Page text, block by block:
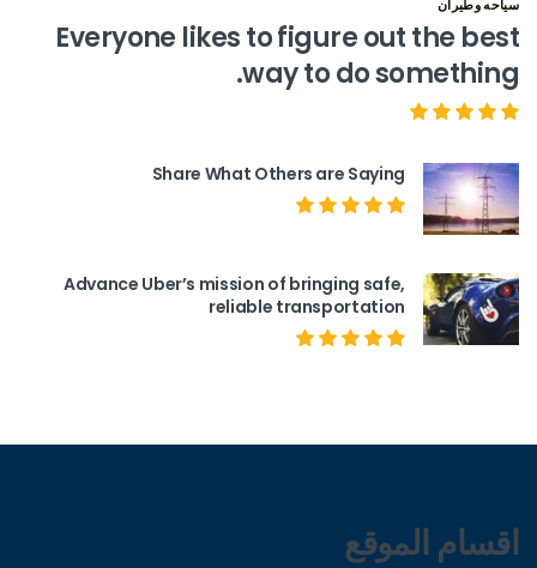
سياحه وطيران
Everyone likes to figure out the best
way to do something.
Share What Others are Saying
Advance Uber’s mission of bringing safe,
reliable transportation
اقسام الموقع